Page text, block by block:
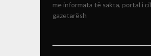
me informata të sakta, portal i
gazetarësh